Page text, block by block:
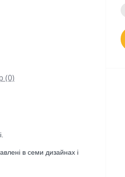
(0)
в семи дизайнах і